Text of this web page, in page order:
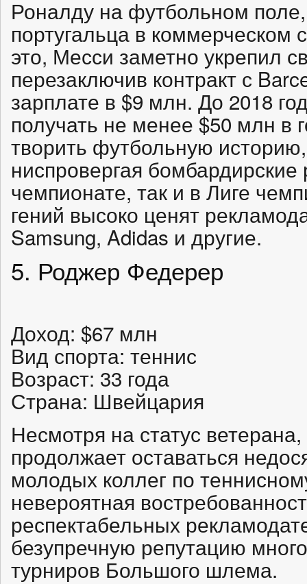
Роналду на футбольном
португальца в коммерческом
это, Месси заметно укрепил
перезаключив контракт с
зарплате в $9 млн. До 2018
получать не менее $50 млн в
творить футбольную
ниспровергая
чемпионате, так и в Лиге
гений высоко ценят
Samsung, Adidas и другие.
5. Роджер Федерер
Доход: $67 млн
Вид спорта: теннис
Возраст: 33 года
Страна: Швейцария
Несмотря на статус
продолжает оставаться
молодых коллег по
невероятная
респектабельных
безупречную репутацию
турниров Большого шлема.